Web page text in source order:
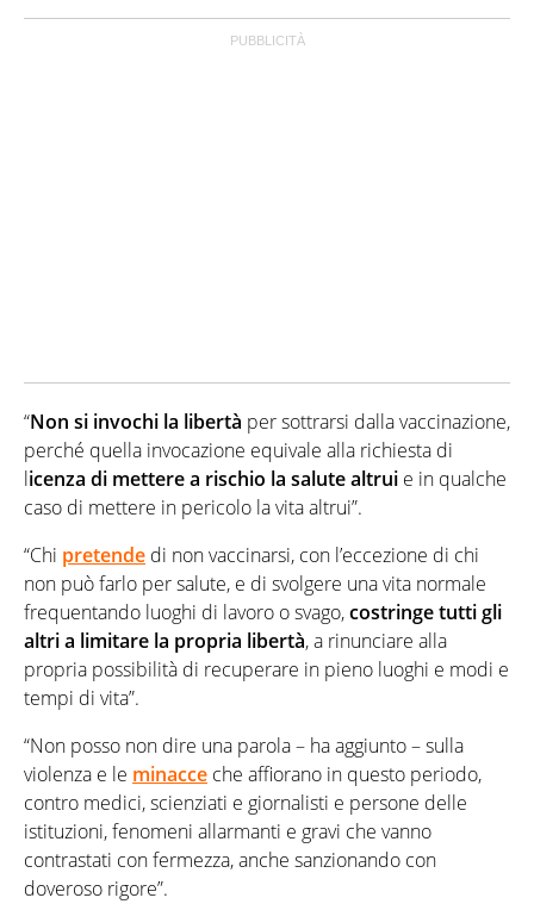
“Non si invochi la libertà per sottrarsi dalla vaccinazione,
perché quella invocazione equivale alla richiesta di
licenza di mettere a rischio la salute altrui e in qualche
caso di mettere in pericolo la vita altrui”.
“Chi pretende di non vaccinarsi, con l’eccezione di chi
non può farlo per salute, e di svolgere una vita normale
frequentando luoghi di lavoro o svago,costringe tutti gli
altri a limitare la propria libertà, a rinunciare alla
propria possibilità di recuperare in pieno luoghi e modi e
tempi di vita”.
“Non posso non dire una parola – ha aggiunto – sulla
violenza e le minacce che affiorano in questo periodo,
contro medici, scienziati e giornalisti e persone delle
istituzioni, fenomeni allarmanti e gravi che vanno
contrastati con fermezza, anche sanzionando con
doveroso rigore”.